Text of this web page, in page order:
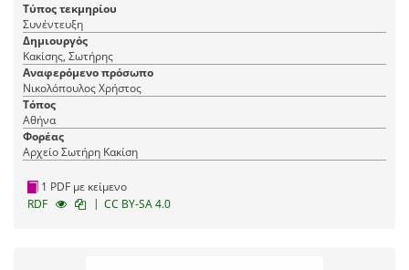
Τύπος τεκμηρίου
Συνέντευξη
Δημιουργός
Κακίσης, Σωτήρης
Αναφερόμενο πρόσωπο
Νικολόπουλος Χρήστος
Τόπος
Αθήνα
Φορέας
Αρχείο Σωτήρη Κακίση
1 PDF με κείμενο
RDF
| CC BY-SA 4.0